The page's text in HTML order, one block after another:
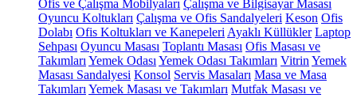
Ofis ve Çalışma Mobilyaları Çalışma ve Bilgisayar Masası
Oyuncu Koltukları Çalışma ve Ofis Sandalyeleri Keson Ofis
Dolabı Ofis Koltukları ve Kanepeleri Ayaklı Küllükler Laptop
Sehpası Oyuncu Masası Toplantı Masası Ofis Masası ve
Takımları Yemek Odası Yemek Odası Takımları Vitrin Yemek
Masası Sandalyesi Konsol Servis Masaları Masa ve Masa
Takımları Yemek Masası ve Takımları Mutfak Masası ve